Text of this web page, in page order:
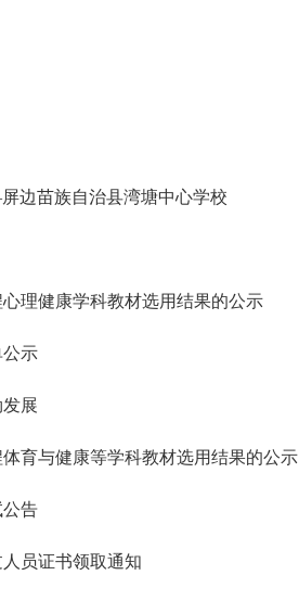
边苗族自治县湾塘中心学校
理健康学科教材选用结果的公示
公示
展
育与健康等学科教材选用结果的公示
公告
员证书领取通知